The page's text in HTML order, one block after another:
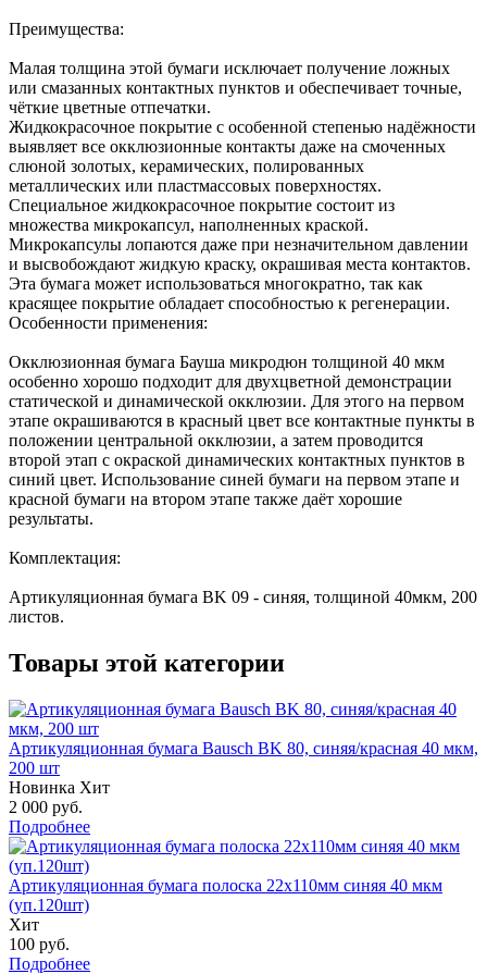
Преимущества:
Малая толщина этой бумаги исключает получение ложных
или смазанных контактных пунктов и обеспечивает точные,
чёткие цветные отпечатки.
Жидкокрасочное покрытие с особенной степенью надёжности
выявляет все окклюзионные контакты даже на смоченных
слюной золотых, керамических, полированных
металлических или пластмассовых поверхностях.
Специальное жидкокрасочное покрытие состоит из
множества микрокапсул, наполненных краской.
Микрокапсулы лопаются даже при незначительном давлении
и высвобождают жидкую краску, окрашивая места контактов.
Эта бумага может использоваться многократно, так как
красящее покрытие обладает способностью к регенерации.
Особенности применения:
Окклюзионная бумага Бауша микродюн толщиной 40 мкм
особенно хорошо подходит для двухцветной демонстрации
статической и динамической окклюзии. Для этого на первом
этапе окрашиваются в красный цвет все контактные пункты в
положении центральной окклюзии, а затем проводится
второй этап с окраской динамических контактных пунктов в
синий цвет. Использование синей бумаги на первом этапе и
красной бумаги на втором этапе также даёт хорошие
результаты.
Комплектация:
Артикуляционная бумага BK 09 - синяя, толщиной 40мкм, 200
листов.
Товары этой категории
Артикуляционная бумага Bausch BK 80, синяя/красная 40 мкм,
200 шт
Новинка Хит
2 000 руб.
Подробнее
Артикуляционная бумага полоска 22х110мм синяя 40 мкм
(уп.120шт)
Хит
100 руб.
Подробнее